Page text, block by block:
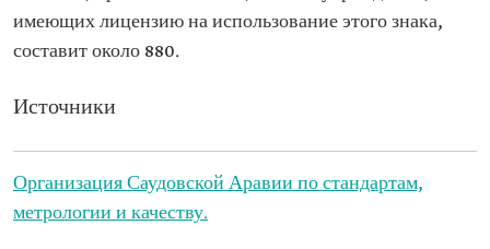
имеющих лицензию на использование этого знака,
составит около 880.
Источники
Организация Саудовской Аравии по стандартам,
метрологии и качеству.